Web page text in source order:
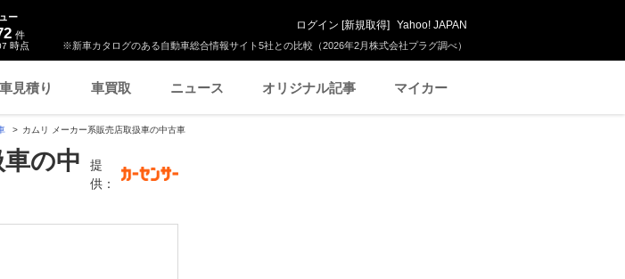
※新車カタログのある自動車総合情報サイト5社との比較（2026年2月株式会社プラグ調べ）
ー
件
時点
ログイン [新規取得] Yahoo! JAPAN
見積り 車買取 ニュース オリジナル記事 マイカー
カムリ メーカー系販売店取扱車の中古車
の中
提
供：